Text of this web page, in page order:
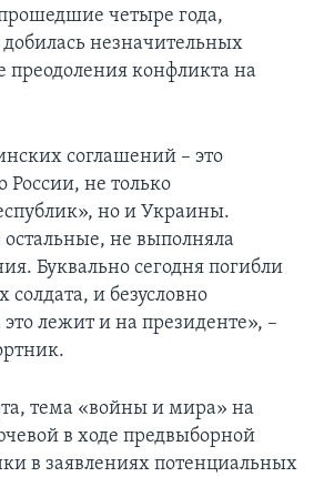
четыре года,
добилась незначительных
преодоления конфликта на
соглашений – это
России, не только
но и Украины.
не выполняла
Буквально сегодня погибли
и безусловно
это лежит и на президенте», –
тема «войны и мира» на
в ходе предвыборной
в заявлениях потенциальных